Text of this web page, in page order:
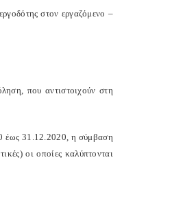
στον εργαζόμενο –
που αντιστοιχούν στη
έως 31.12.2020, η σύμβαση
οι οποίες καλύπτονται